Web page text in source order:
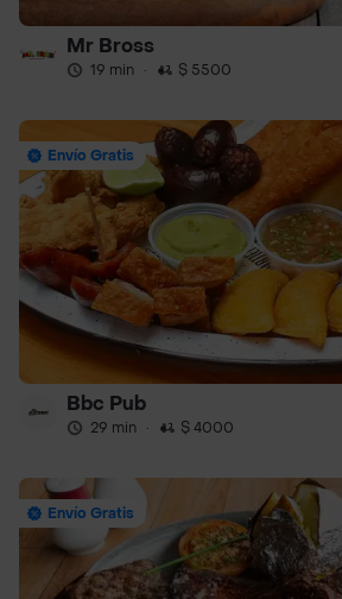
Mr Bross
19 min · $ 5500
Envío Gratis
Bbc Pub
29 min · $ 4000
Envío Gratis